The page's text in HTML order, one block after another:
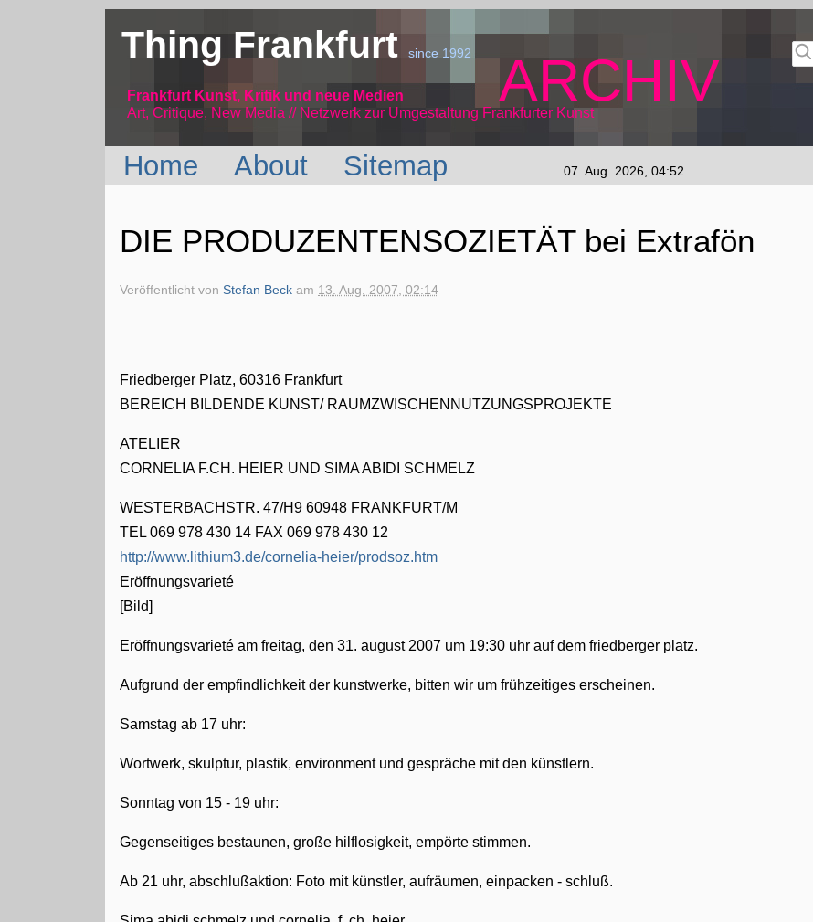
Thing Frankfurtsince 1992
Frankfurt Kunst, Kritik und neue Medien
Art, Critique, New Media // Netzwerk
ARCHIV
zur Umgestaltung Frankfurter Kunst
Home About Sitemap 07. Aug. 2026, 04:52
DIE PRODUZENTENSOZIETÄT bei Extrafön
Veröffentlicht vonStefan Beck am 13. Aug. 2007, 02:14
Friedberger Platz, 60316 Frankfurt
BEREICH BILDENDE KUNST/ RAUMZWISCHENNUTZUNGSPROJEKTE
ATELIER
CORNELIA F.CH. HEIER UND SIMA ABIDI SCHMELZ
WESTERBACHSTR. 47/H9 60948 FRANKFURT/M
TEL 069 978 430 14 FAX 069 978 430 12
http://www.lithium3.de/cornelia-heier/prodsoz.htm
Eröffnungsvarieté
[Bild]
Eröffnungsvarieté am freitag, den 31. august 2007 um 19:30 uhr auf dem friedberger platz.
Aufgrund der empfindlichkeit der kunstwerke, bitten wir um frühzeitiges erscheinen.
Samstag ab 17 uhr:
Wortwerk, skulptur, plastik, environment und gespräche mit den künstlern.
Sonntag von 15 - 19 uhr:
Gegenseitiges bestaunen, große hilflosigkeit, empörte stimmen.
Ab 21 uhr, abschlußaktion: Foto mit künstler, aufräumen, einpacken - schluß.